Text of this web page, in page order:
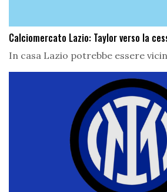
Calciomercato Lazio: Taylor verso la
In casa Lazio potrebbe essere